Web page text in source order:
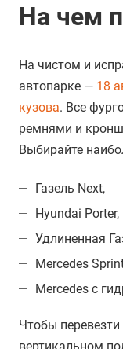
На чем
На чистом и
автопарке — 18
кузова. Все
ремнями и
Выбирайте
Газель Next,
Hyundai Porter,
Удлиненная
Mercedes
Mercedes с
Чтобы